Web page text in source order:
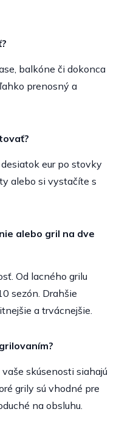
balkóne či dokonca
prenosný a
eur po stovky
alebo si vystačíte s
alebo gril na dve
Od lacného grilu
sezón. Drahšie
a trvácnejšie.
skúsenosti siahajú
grily sú vhodné pre
na obsluhu.